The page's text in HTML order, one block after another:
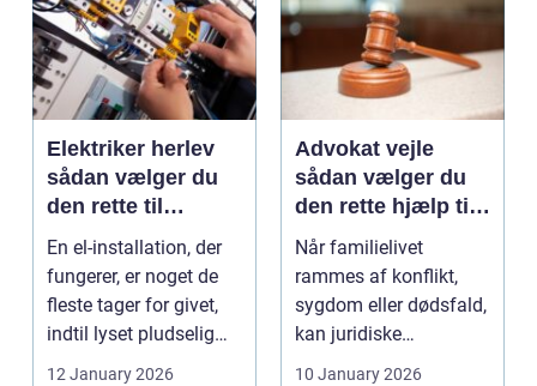
Elektriker herlev
sådan vælger du
den rette til
opgaven
En el-installation, der
fungerer, er noget de
fleste tager for givet,
indtil lyset pludselig
går, el...
12 January 2026
Advokat vejle
sådan vælger du
den rette hjælp til
familien
Når familielivet
rammes af konflikt,
sygdom eller dødsfald,
kan juridiske
spørgsmål hurtigt
10 January 2026